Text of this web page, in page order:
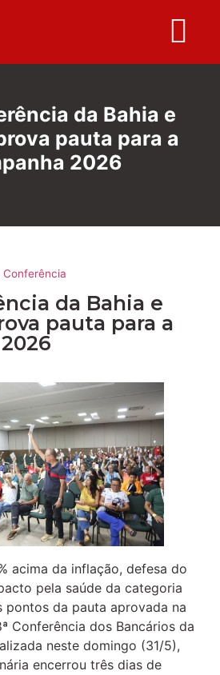
da Bahia e
pauta para a
2026
Conferência
da Bahia e
pauta para a
acima da inflação, defesa do
pela saúde da categoria
pontos da pauta aprovada na
Conferência dos Bancários da
neste domingo (31/5),
encerrou três dias de